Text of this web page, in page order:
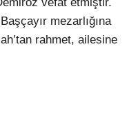
mezarlığına
rahmet, ailesine